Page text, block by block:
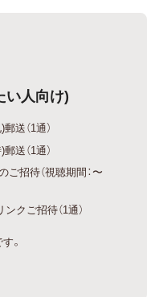
い人向け)
送（1通）
送（1通）
招待（視聴期間：〜
クご招待（1通）
。